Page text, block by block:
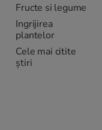
Fructe si legume
Ingrijirea
plantelor
Cele mai citite
știri